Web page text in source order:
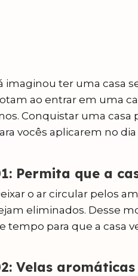
imaginou ter uma casa
ao entrar em uma
Conquistar uma
vocês aplicarem no
Permita que a
o ar circular pelos
eliminados. Desse
tempo para que a casa
Velas